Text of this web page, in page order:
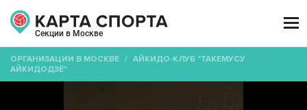
Секции в Москве

ОРГАНИЗАЦИИ В МОСКВЕ / АЙКИДО-КЛУБ "ТАКЕМУСУ
АЙКИДОДЗЁ"